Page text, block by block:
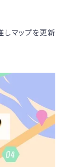
マップを更新